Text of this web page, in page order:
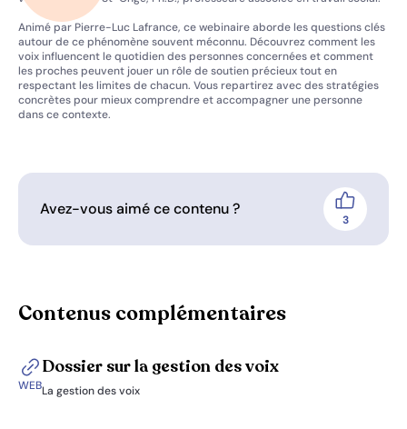
Animé par Pierre-Luc Lafrance, ce webinaire aborde les questions clés
autour de ce phénomène souvent méconnu. Découvrez comment les
voix influencent le quotidien des personnes concernées et comment
les proches peuvent jouer un rôle de soutien précieux tout en
respectant les limites de chacun. Vous repartirez avec des stratégies
concrètes pour mieux comprendre et accompagner une personne
dans ce contexte.
Avez-vous aimé ce contenu ? J'aime
3
personnes
Contenus complémentaires
WEB
Dossier sur la gestion des voix
La gestion des voix